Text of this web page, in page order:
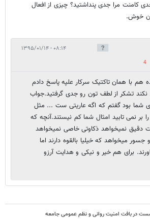
کامنت مرا جدی پنداشتید؟ چیزی از افعال
خوش.
۰۸:۱۴ - ۱۳۹۵/۰۱/۱۴
4
هم با همان تاکتیک سرکار علپه پاسخ دادم
نکند تشکر از لطف تون رو جدی گرفتید.جواب
شما بود گفتم که اگه عاریتی ست ... مثل
بر نمی تابید امثال شما کم نیستند.آنچه که
دقیق نمیخواهد ذکاوتی خاصی نمیخواهد
میخواهد که خیلیا بالقوه دارند اما
برای هم خیر و نیکی و هدایت آرزو
در بافت امنیت روانی و نظم عمومی جامعه